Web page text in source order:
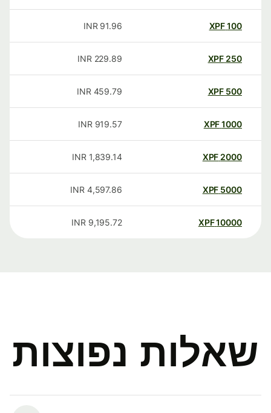
100
XPF
91.96
INR
250
XPF
229.89
INR
500
XPF
459.79
INR
1000
XPF
919.57
INR
2000
XPF
1,839.14
INR
5000
XPF
4,597.86
INR
10000
XPF
9,195.72
INR
שאלות נפוצות